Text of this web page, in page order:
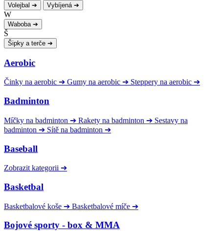
Volejbal ➔ Vybíjená ➔
W
Waboba ➔
Š
Šipky a terče ➔
Aerobic
Činky na aerobic ➔ Gumy na aerobic ➔ Steppery na aerobic ➔
Badminton
Míčky na badminton ➔ Rakety na badminton ➔ Sestavy na
badminton ➔ Sítě na badminton ➔
Baseball
Zobrazit kategorii ➔
Basketbal
Basketbalové koše ➔ Basketbalové míče ➔
Bojové sporty - box & MMA